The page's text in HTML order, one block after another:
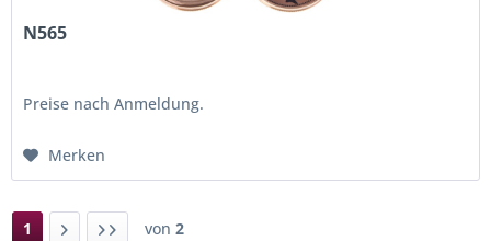
N565
Preise nach Anmeldung.
Merken
1 von 2